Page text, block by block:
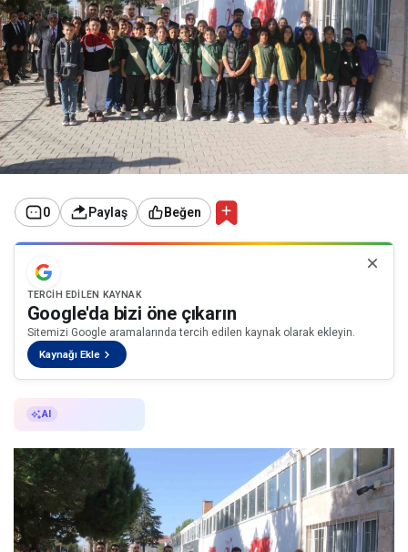
0 Paylaş Beğen
TERCIH EDILEN KAYNAK
Google'da bizi öne çıkarın
Sitemizi Google aramalarında tercih edilen kaynak olarak ekleyin.
Kaynağı Ekle
AI